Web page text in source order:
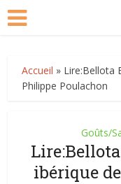
Accueil » Lire:Bellota
Philippe Poulachon
Goûts/
ibérique